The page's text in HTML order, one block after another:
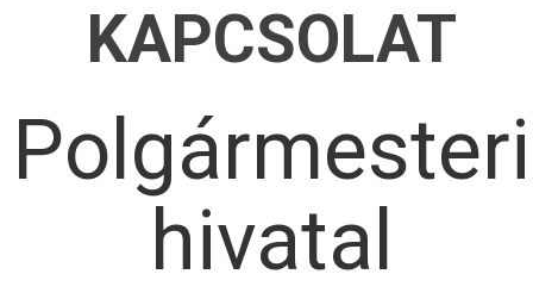
KAPCSOLAT
Polgármesteri
hivatal